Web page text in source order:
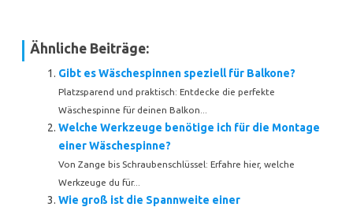
Ähnliche Beiträge:
Gibt es Wäschespinnen speziell für Balkone?
Platzsparend und praktisch: Entdecke die perfekte
Wäschespinne für deinen Balkon...
Welche Werkzeuge benötige ich für die Montage
einer Wäschespinne?
Von Zange bis Schraubenschlüssel: Erfahre hier, welche
Werkzeuge du für...
Wie groß ist die Spannweite einer